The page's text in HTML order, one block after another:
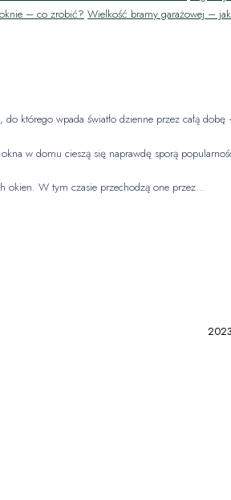
– co zrobić? Wielkość bramy garażowej –
którego wpada światło dzienne przez całą
w domu cieszą się naprawdę sporą
okien. W tym czasie przechodzą one przez…